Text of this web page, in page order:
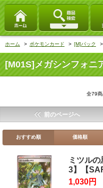
ホーム > ポケモンカード > [M]パック >
[M01S]メガシンフォニ
全79
前のページへ
おすすめ順 価格順
ミツル
3】【
1,030円